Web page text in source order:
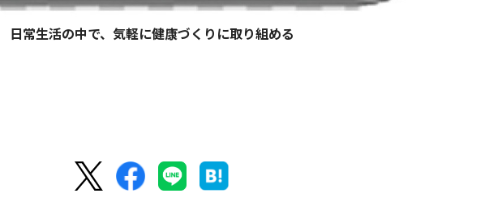
日常生活の中で、気軽に健康づくりに取り組める